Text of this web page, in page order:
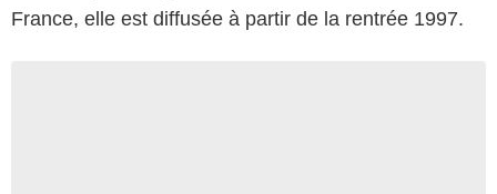
France, elle est diffusée à partir de la rentrée 1997.